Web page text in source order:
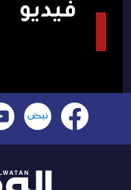
فيديو